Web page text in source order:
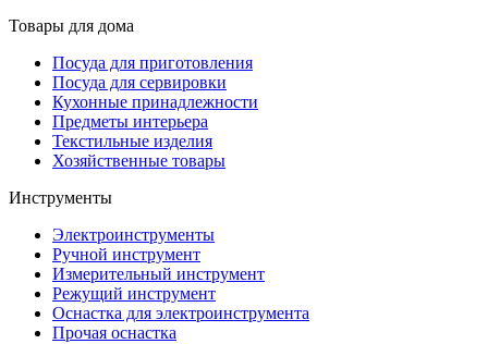
Товары для дома
Посуда для приготовления
Посуда для сервировки
Кухонные принадлежности
Предметы интерьера
Текстильные изделия
Хозяйственные товары
Инструменты
Электроинструменты
Ручной инструмент
Измерительный инструмент
Режущий инструмент
Оснастка для электроинструмента
Прочая оснастка